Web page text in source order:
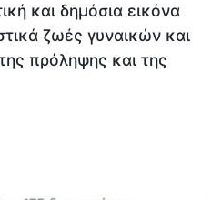
και δημόσια εικόνα
ζωές γυναικών και
πρόληψης και της